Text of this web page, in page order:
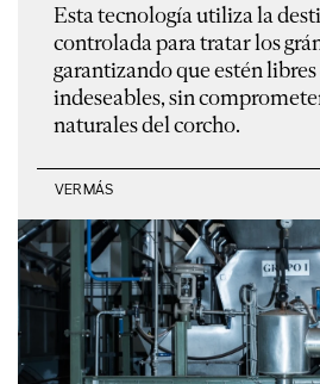
Esta tecnología utiliza la
controlada para tratar los
garantizando que estén
indeseables, sin
naturales del corcho.
VER MÁS